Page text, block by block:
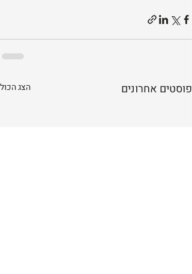
פוסטים אחרונים הצג הכול